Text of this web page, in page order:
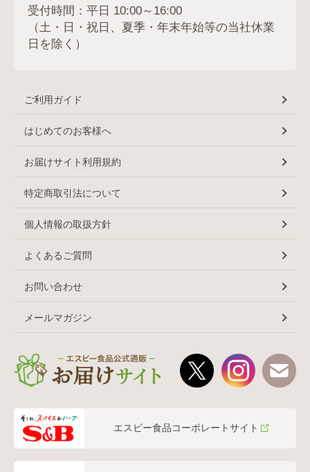
受付時間：平日 10:00～16:00
（土・日・祝日、夏季・年末年始等の当社休業
日を除く）
ご利用ガイド
はじめてのお客様へ
お届けサイト利用規約
特定商取引法について
個人情報の取扱方針
よくあるご質問
お問い合わせ
メールマガジン
エスビー食品コーポレートサイト